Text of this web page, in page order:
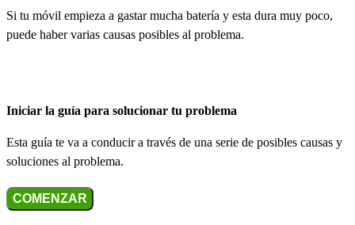
Si tu móvil empieza a gastar mucha batería y esta dura muy poco,
puede haber varias causas posibles al problema.
Iniciar la guía para solucionar tu problema
Esta guía te va a conducir a través de una serie de posibles causas y
soluciones al problema.
COMENZAR